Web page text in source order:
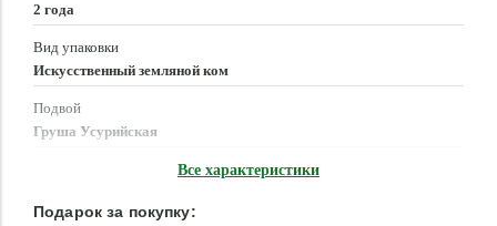
2 года
Вид упаковки
Искусственный земляной ком
Подвой
Груша Усурийская
Все характеристики
Подарок за покупку: